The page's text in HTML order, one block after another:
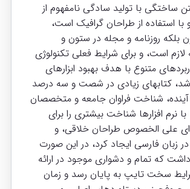
ساختگی با تولید سادگی نامفهوم از
استفاده از طراحان گرافیک است،
بلکه روزنامه و مجله در ستون و
است، و برای شرایط فعلی تکنولوژی
متنوع با هدف بهبود ابزارهای
کتابهای زیادی در شصت و سه درصد
شناخت فراوان جامعه و متخصصان
نرم افزارها شناخت بیشتری را برای
ای علی الخصوص طراحان خلاقی، و
زبان فارسی ایجاد کرد، در این صورت
که تمام و دشواری موجود در ارائه
سخت تایپ به پایان رسد و زمان